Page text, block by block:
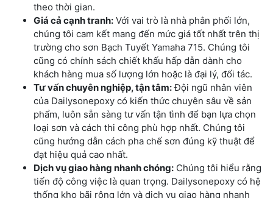
theo thời gian.
Giá cả cạnh tranh: Với vai trò là nhà phân phối lớn,
chúng tôi cam kết mang đến mức giá tốt nhất trên thị
trường cho sơn Bạch Tuyết Yamaha 715. Chúng tôi
cũng có chính sách chiết khấu hấp dẫn dành cho
khách hàng mua số lượng lớn hoặc là đại lý, đối tác.
Tư vấn chuyên nghiệp, tận tâm:Đội ngũ nhân viên
của Dailysonepoxy có kiến thức chuyên sâu về sản
phẩm, luôn sẵn sàng tư vấn tận tình để bạn lựa chọn
loại sơn và cách thi công phù hợp nhất. Chúng tôi
cũng hướng dẫn cách pha chế sơn đúng kỹ thuật để
đạt hiệu quả cao nhất.
Dịch vụ giao hàng nhanh chóng: Chúng tôi hiểu rằng
tiến độ công việc là quan trọng. Dailysonepoxy có hệ
thống kho bãi rộng lớn và dịch vụ giao hàng nhanh